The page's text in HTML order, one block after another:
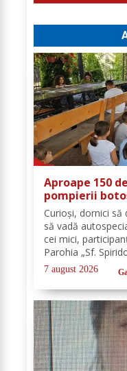
Aproape 150
pompierii
cu un gest
Curioși, dornici să
să vadă
cei mici,
Parohia „Sf.
parte de o
situațiilor de
7 august 2026